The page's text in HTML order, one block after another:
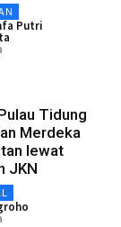
Putri
Tidung
Merdeka
lewat
JKN